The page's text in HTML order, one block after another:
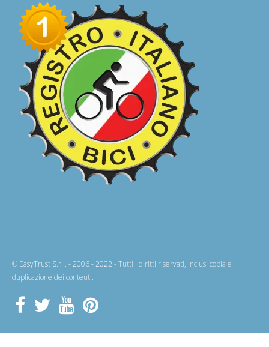
© EasyTrust S.r.l. - 2006 - 2022 - Tutti i diritti riservati, inclusi copia e
duplicazione dei conteuti.